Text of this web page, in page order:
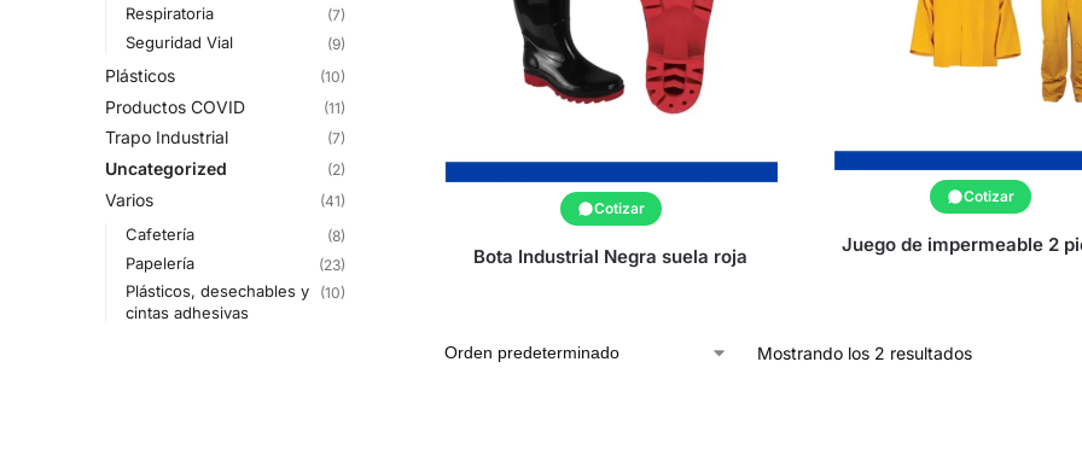
Cotizar
Bota Industrial Negra suela roja
Cotizar
Juego de impermeable 2
Mostrando los 2 resultados
Respiratoria (7)
Seguridad Vial (9)
Plásticos (10)
Productos COVID (11)
Trapo Industrial (7)
Uncategorized (2)
Varios (41)
Cafetería (8)
Papelería (23)
Plásticos, desechables y
cintas adhesivas
(10)